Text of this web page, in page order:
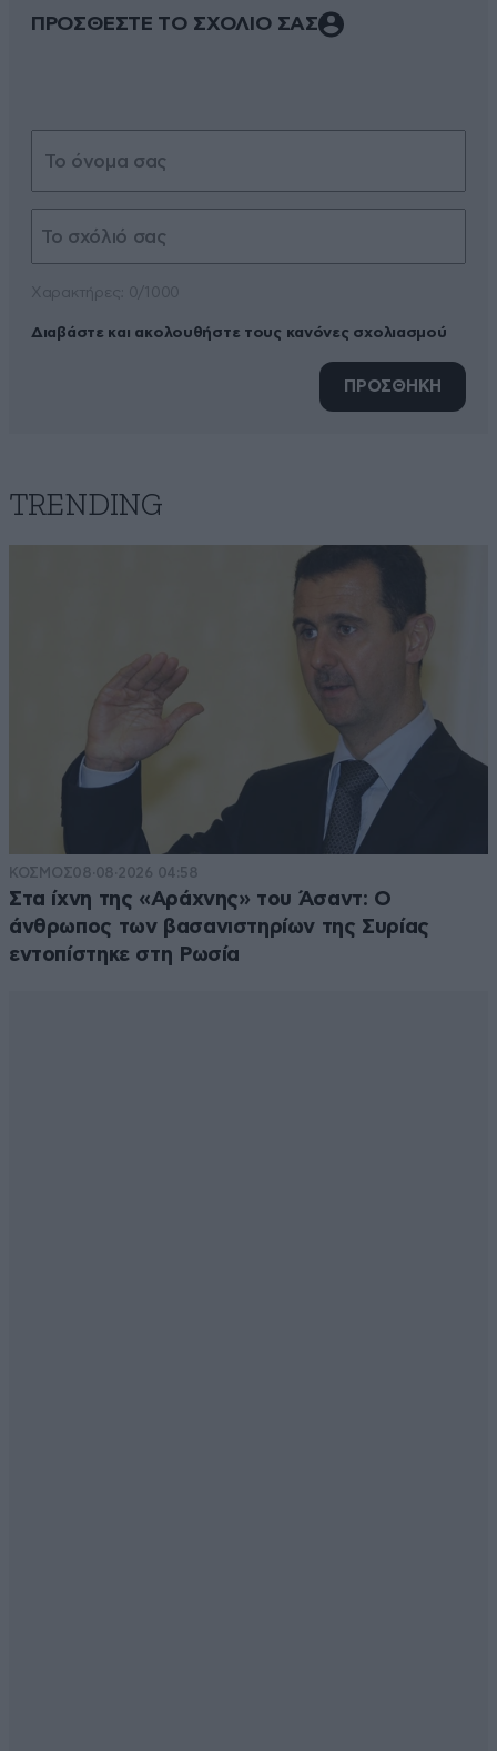
ΠΡΟΣΘΕΣΤΕ ΤΟ ΣΧΟΛΙΟ ΣΑΣ
Διαβάστε και ακολουθήστε τους κανόνες σχολιασμού
ΠΡΟΣΘΗΚΗ
TRENDING
ΚΟΣΜΟΣ08·08·2026 04:58
Στα ίχνη της «Αράχνης» του Άσαντ: Ο
άνθρωπος των βασανιστηρίων της Συρίας
εντοπίστηκε στη Ρωσία